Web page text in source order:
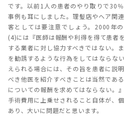
です。以前1人の患者のやり取りで30
事例も耳にしました。理髪店やヘア関
客としては要注意でしょう。2000年
(4)には『医師は報酬や利得を得て患者
する業者に対し協力すべきではない。
を勧誘するような行為をしてはならな
えられる場合には、その旨を患者に説
べき他医を紹介すべきことは当然であ
についての報酬を求めてはならない。
手術費用に上乗せされること自体が、
あり、大いに問題だと思います。